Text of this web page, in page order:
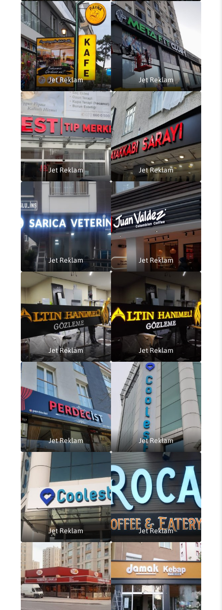
Jet Reklam Jet Reklam
Jet Reklam Jet Reklam
Jet Reklam Jet Reklam
Jet Reklam Jet Reklam
Jet Reklam Jet Reklam
Jet Reklam Jet Reklam